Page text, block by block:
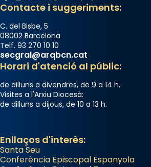
Contacte i suggeriments:
C. del Bisbe, 5
08002 Barcelona
Telf. 93 270 10 10
secgral@arqbcn.cat
Horari d'atenció al públic:
de dilluns a divendres, de 9 a 14 h.
Visites a l'Arxiu Diocesà:
de dilluns a dijous, de 10 a 13 h.
Enllaços d'interès:
Santa Seu
Conferència Episcopal Espanyola